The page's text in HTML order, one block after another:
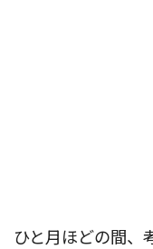
ひと月ほどの間、